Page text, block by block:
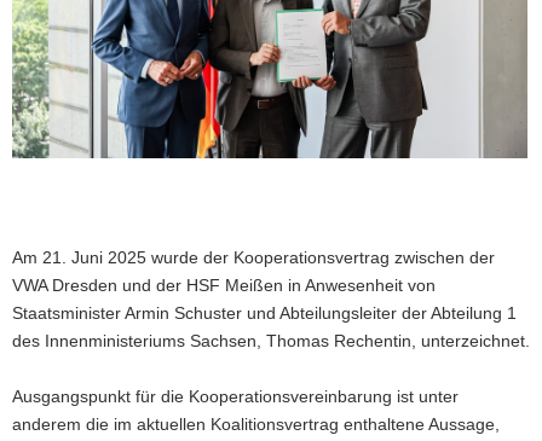
© Innenministerium Sachsen, Sven Rogge
Am 21. Juni 2025 wurde der Kooperationsvertrag zwischen der
VWA Dresden und der HSF Meißen in Anwesenheit von
Staatsminister Armin Schuster und Abteilungsleiter der Abteilung 1
des Innenministeriums Sachsen, Thomas Rechentin, unterzeichnet.
Ausgangspunkt für die Kooperationsvereinbarung ist unter
anderem die im aktuellen Koalitionsvertrag enthaltene Aussage,